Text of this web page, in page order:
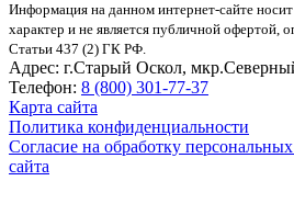
Информация на данном интернет-сайте
характер и не является публичной офертой,
Статьи 437 (2) ГК РФ.
Адрес: г.Старый Оскол,
Телефон: 8 (800) 301-77-37
Карта сайта
Политика конфиденциальности
Согласие на обработку
сайта